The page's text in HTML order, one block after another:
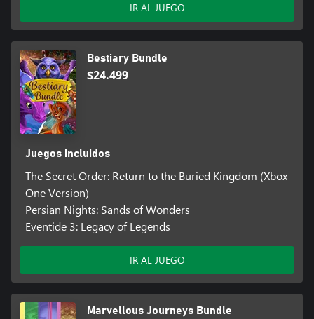
IR AL JUEGO
Bestiary Bundle
$24.499
Juegos incluidos
The Secret Order: Return to the Buried Kingdom (Xbox
One Version)
Persian Nights: Sands of Wonders
Eventide 3: Legacy of Legends
IR AL JUEGO
Marvellous Journeys Bundle